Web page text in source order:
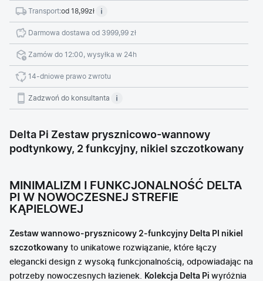
Transport:od 18,99zł
Darmowa dostawa od 3999,99 zł
Zamów do 12:00, wysyłka w 24h
14-dniowe prawo zwrotu
Zadzwoń do konsultanta
Delta Pi Zestaw prysznicowo-wannowy
podtynkowy, 2 funkcyjny, nikiel szczotkowany
MINIMALIZM I FUNKCJONALNOŚĆ DELTA
PI W NOWOCZESNEJ STREFIE
KĄPIELOWEJ
Zestaw wannowo-prysznicowy 2-funkcyjny Delta PI nikiel
szczotkowany to unikatowe rozwiązanie, które łączy
elegancki design z wysoką funkcjonalnością, odpowiadając na
potrzeby nowoczesnych łazienek. Kolekcja Delta Pi wyróżnia